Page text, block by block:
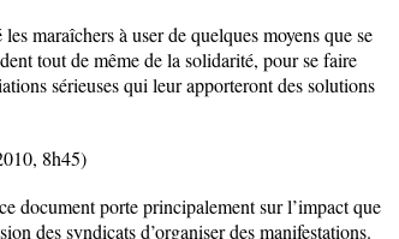
maraîchers à user de quelques moyens que se
tout de même de la solidarité, pour se faire
sérieuses qui leur apporteront des solutions
8h45)
document porte principalement sur l’impact que
des syndicats d’organiser des manifestations.